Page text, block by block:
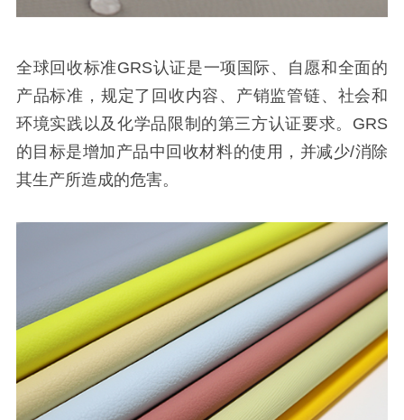
全球回收标准GRS认证是一项国际、自愿和全面的
产品标准，规定了回收内容、产销监管链、社会和
环境实践以及化学品限制的第三方认证要求。GRS
的目标是增加产品中回收材料的使用，并减少/消除
其生产所造成的危害。